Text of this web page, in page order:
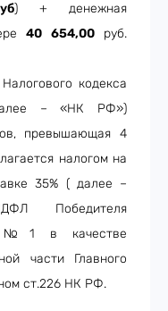
) + денежная
40 654,00руб.
кодекса
– «НК РФ»)
превышающая 4
налогом на
35% ( далее –
Победителя
№1 в качестве
части Главного
ст.226 НК РФ.